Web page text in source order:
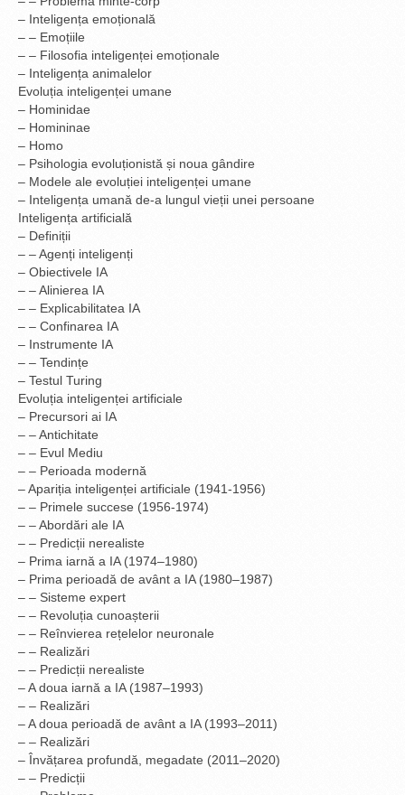
– Inteligența emoțională
– – Emoțiile
– – Filosofia inteligenței emoționale
– Inteligența animalelor
Evoluția inteligenței umane
– Hominidae
– Homininae
– Homo
– Psihologia evoluționistă și noua gândire
– Modele ale evoluției inteligenței umane
– Inteligența umană de-a lungul vieții unei persoane
Inteligența artificială
– Definiții
– – Agenți inteligenți
– Obiectivele IA
– – Alinierea IA
– – Explicabilitatea IA
– – Confinarea IA
– Instrumente IA
– – Tendințe
– Testul Turing
Evoluția inteligenței artificiale
– Precursori ai IA
– – Antichitate
– – Evul Mediu
– – Perioada modernă
– Apariția inteligenței artificiale (1941-1956)
– – Primele succese (1956-1974)
– – Abordări ale IA
– – Predicții nerealiste
– Prima iarnă a IA (1974–1980)
– Prima perioadă de avânt a IA (1980–1987)
– – Sisteme expert
– – Revoluția cunoașterii
– – Reînvierea rețelelor neuronale
– – Realizări
– – Predicții nerealiste
– A doua iarnă a IA (1987–1993)
– – Realizări
– A doua perioadă de avânt a IA (1993–2011)
– – Realizări
– Învățarea profundă, megadate (2011–2020)
– – Predicții